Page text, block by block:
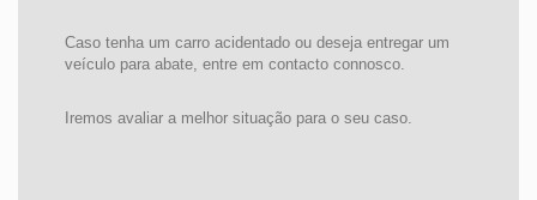
Caso tenha um carro acidentado ou deseja entregar um
veículo para abate, entre em contacto connosco.
Iremos avaliar a melhor situação para o seu caso.